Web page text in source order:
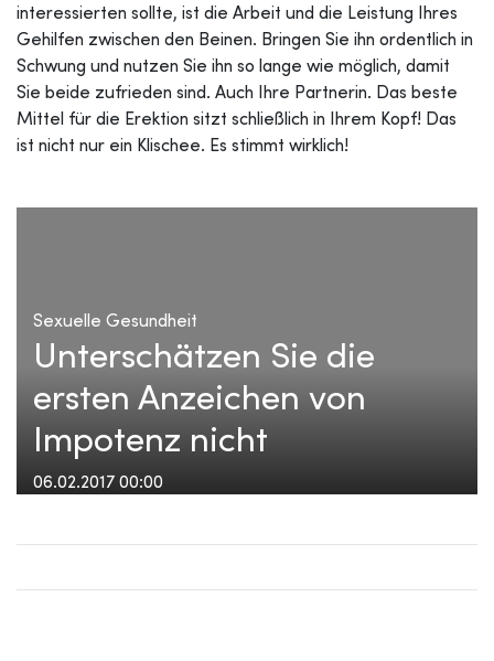
interessierten sollte, ist die Arbeit und die Leistung Ihres
Gehilfen zwischen den Beinen. Bringen Sie ihn ordentlich in
Schwung und nutzen Sie ihn so lange wie möglich, damit
Sie beide zufrieden sind. Auch Ihre Partnerin. Das beste
Mittel für die Erektion sitzt schließlich in Ihrem Kopf! Das
ist nicht nur ein Klischee. Es stimmt wirklich!
Sexuelle Gesundheit
Unterschätzen Sie die
ersten Anzeichen von
Impotenz nicht
06.02.2017 00:00